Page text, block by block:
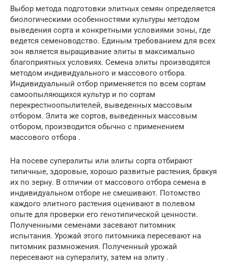
Выбор метода подготовки элитных семян определяется
биологическими особенностями культуры методом
выведения сорта и конкретными условиями зоны, где
ведется семеноводство. Единым требованием для всех
зон является выращивание элиты в максимально
благоприятных условиях. Семена элиты производятся
методом индивидуального и массового отбора.
Индивидуальный отбор применяется по всем сортам
самоопыляющихся культур и по сортам
перекрестноопылителей, выведенных массовым
отбором. Элита же сортов, выведенных массовым
отбором, производится обычно с применением
массового отбора .
На посеве суперэлиты или элиты сорта отбирают
типичные, здоровые, хорошо развитые растения, бракуя
их по зерну. В отличии от массового отбора семена в
индивидуальном отборе не смешивают. Потомство
каждого элитного растения оценивают в полевом
опыте для проверки его генотипической ценности.
Полученными семенами засевают питомник
испытания. Урожай этого питомника пересевают на
питомник размножения. Полученный урожай
пересевают на суперэлиту, затем на элиту .